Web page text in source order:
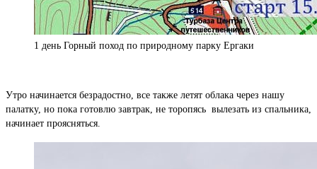
1 день Горный поход по природному парку Ергаки
Утро начинается безрадостно, все также летят облака через нашу
палатку, но пока готовлю завтрак, не торопясь вылезать из спальника,
начинает проясняться.